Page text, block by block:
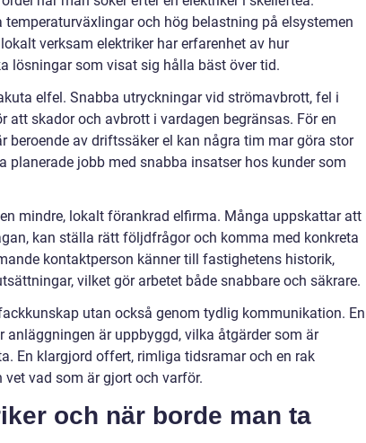
och hög belastning på elsystemen
verksam elektriker har erfarenhet av hur
lösningar som visat sig hålla bäst över tid.
elfel. Snabba utryckningar vid strömavbrott, fel i
att skador och avbrott i vardagen begränsas. För en
av driftssäker el kan några tim mar göra stor
jobb med snabba insatser hos kunder som
mindre, lokalt förankrad elfirma. Många uppskattar att
kan ställa rätt följdfrågor och komma med konkreta
kontaktperson känner till fastighetens historik,
vilket gör arbetet både snabbare och säkrare.
utan också genom tydlig kommunikation. En
är uppbyggd, vilka åtgärder som är
En klargjord offert, rimliga tidsramar och en rak
vad som är gjort och varför.
och när borde man ta